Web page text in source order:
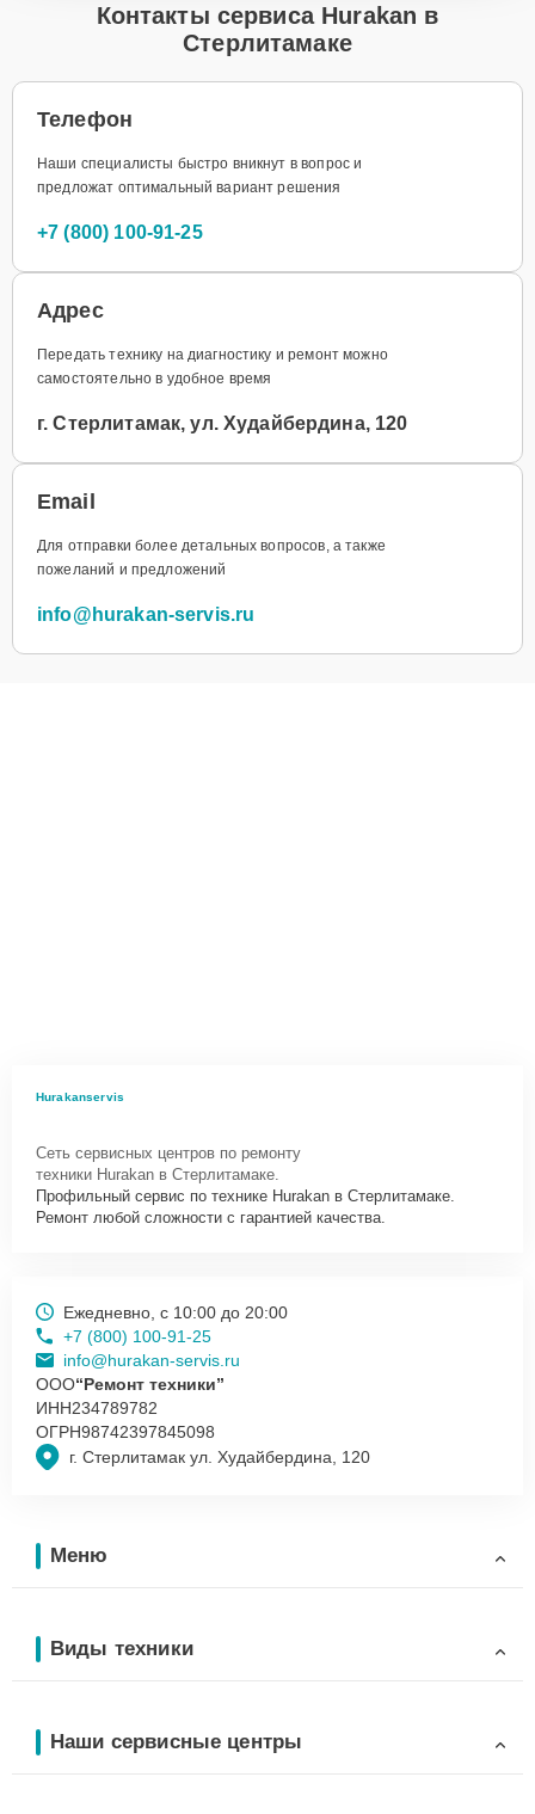
Контакты сервиса Hurakan в
Стерлитамаке
Телефон
Наши специалисты быстро вникнут в вопрос и
предложат оптимальный вариант решения
+7 (800) 100-91-25
Адрес
Передать технику на диагностику и ремонт можно
самостоятельно в удобное время
г. Стерлитамак, ул. Худайбердина, 120
Email
Для отправки более детальных вопросов, а также
пожеланий и предложений
info@hurakan-servis.ru
Hurakanservis
Сеть сервисных центров по ремонту
техники Hurakan в Стерлитамаке.
Профильный сервис по технике Hurakan в Стерлитамаке.
Ремонт любой сложности с гарантией качества.
г. Стерлитамак ул. Худайбердина, 120
Ежедневно, с 10:00 до 20:00
+7 (800) 100-91-25
info@hurakan-servis.ru
ООО“Ремонт техники”
ИНН234789782
ОГРН98742397845098
Меню
Виды техники
Наши сервисные центры